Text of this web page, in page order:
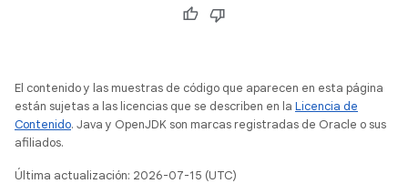
El contenido y las muestras de código que aparecen en esta página
están sujetas a las licencias que se describen en la Licencia de
Contenido. Java y OpenJDK son marcas registradas de Oracle o sus
afiliados.
Última actualización: 2026-07-15 (UTC)